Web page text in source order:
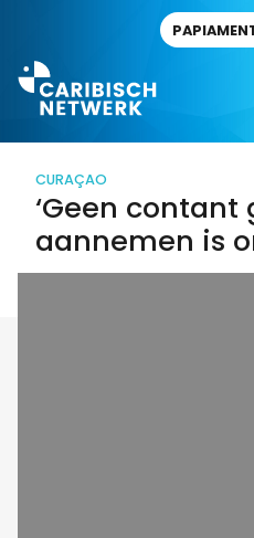
CURAÇAO
‘Geen contant
aannemen is